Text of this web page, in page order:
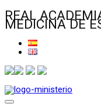
REAL
MEDICINA DE